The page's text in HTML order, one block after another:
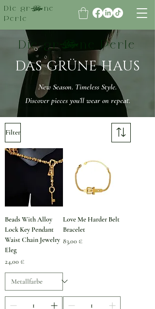
Die grüne
Perle
Die grüne Perle
DAS GRÜNE HAUS
New Season. Timeless Style.
Discover pieces you’ll wear on repeat.
Filter
Beads With Alloy
Lock Key Pendant
Waist Chain Jewelry
Eleg
Preis
24,00 €
Love Me Harder Belt
Bracelet
Preis
83,00 €